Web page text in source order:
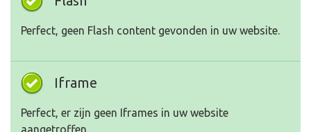
Perfect, geen Flash content gevonden in uw website.
Iframe
Perfect, er zijn geen Iframes in uw website
aangetroffen.